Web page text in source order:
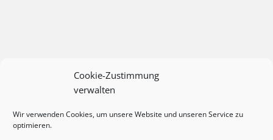
Cookie-Zustimmung
verwalten
Wir verwenden Cookies, um unsere Website und unseren Service zu
optimieren.